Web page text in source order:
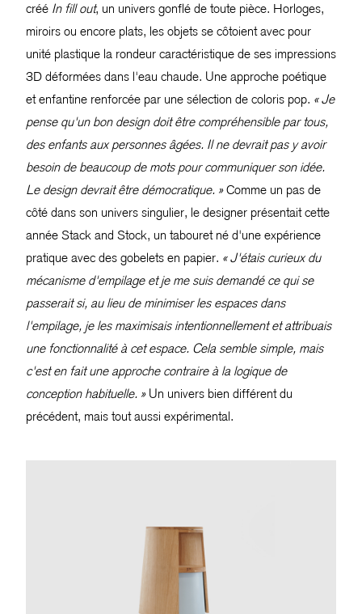
créé In fill out, un univers gonflé de toute pièce. Horloges,
miroirs ou encore plats, les objets se côtoient avec pour
unité plastique la rondeur caractéristique de ses impressions
3D déformées dans l'eau chaude. Une approche poétique
et enfantine renforcée par une sélection de coloris pop. « Je
pense qu'un bon design doit être compréhensible par tous,
des enfants aux personnes âgées. Il ne devrait pas y avoir
besoin de beaucoup de mots pour communiquer son idée.
Le design devrait être démocratique. »Comme un pas de
côté dans son univers singulier, le designer présentait cette
année Stack and Stock, un tabouret né d'une expérience
pratique avec des gobelets en papier. « J'étais curieux du
mécanisme d'empilage et je me suis demandé ce qui se
passerait si, au lieu de minimiser les espaces dans
l'empilage, je les maximisais intentionnellement et attribuais
une fonctionnalité à cet espace. Cela semble simple, mais
c'est en fait une approche contraire à la logique de
conception habituelle. »Un univers bien différent du
précédent, mais tout aussi expérimental.